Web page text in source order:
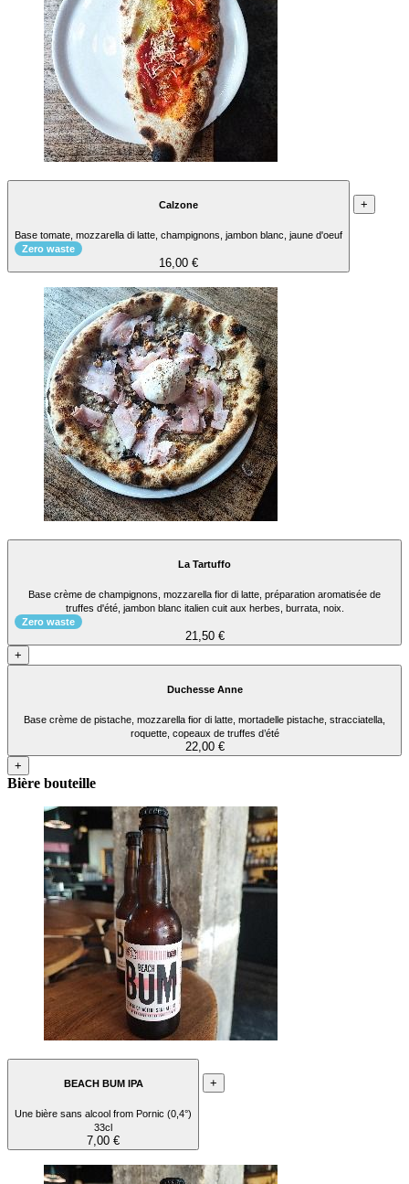
Calzone
Base tomate, mozzarella di latte, champignons, jambon blanc, jaune d'oeuf
Zero waste
16,00 €
+
La Tartuffo
Base crème de champignons, mozzarella fior di latte, préparation aromatisée de
truffes d'été, jambon blanc italien cuit aux herbes, burrata, noix.
Zero waste
21,50 €
+
Duchesse Anne
Base crème de pistache, mozzarella fior di latte, mortadelle pistache, stracciatella,
roquette, copeaux de truffes d’été
22,00 €
+
Bière bouteille
BEACH BUM IPA
Une bière sans alcool from Pornic (0,4°)
33cl
7,00 €
+